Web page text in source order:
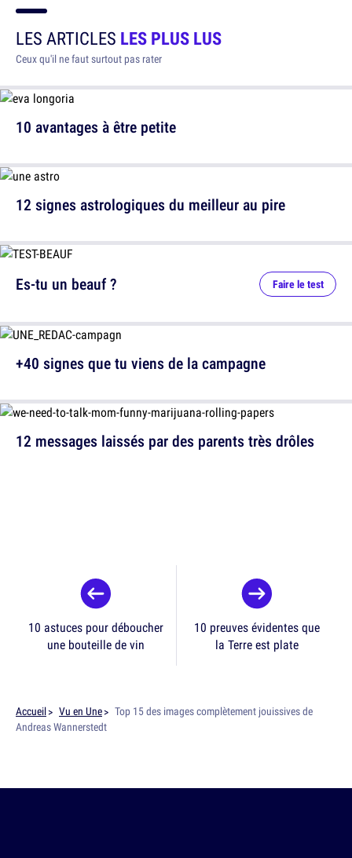
LES ARTICLES LES PLUS LUS
Ceux qu'il ne faut surtout pas rater
10 avantages à être petite
12 signes astrologiques du meilleur au pire
12 messages laissés par des parents très drôles
Es-tu un beauf ? Faire le test
+40 signes que tu viens de la campagne
10 astuces pour déboucher
une bouteille de vin
10 preuves évidentes que
la Terre est plate
Accueil Vu en Une
Top 15 des images complètement jouissives de
Andreas Wannerstedt